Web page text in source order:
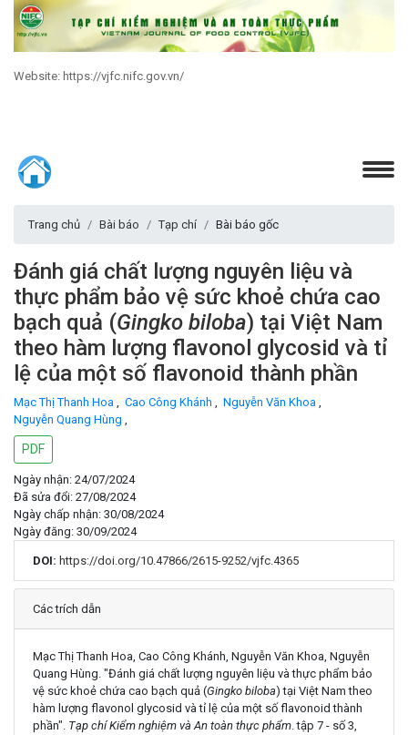
Website: https://vjfc.nifc.gov.vn/
Trang chủ Bài báo Tạp chí Bài báo gốc
Đánh giá chất lượng nguyên liệu và
thực phẩm bảo vệ sức khoẻ chứa cao
bạch quả (Gingko biloba) tại Việt Nam
theo hàm lượng flavonol glycosid và tỉ
lệ của một số flavonoid thành phần
Mạc Thị Thanh Hoa , Cao Công Khánh , Nguyễn Văn Khoa ,
Nguyễn Quang Hùng ,
PDF
Ngày nhận: 24/07/2024
Đã sửa đổi: 27/08/2024
Ngày chấp nhận: 30/08/2024
Ngày đăng: 30/09/2024
DOI: https://doi.org/10.47866/2615-9252/vjfc.4365
Chi tiết
Các trích dẫn
Mạc Thị Thanh Hoa, Cao Công Khánh, Nguyễn Văn Khoa, Nguyễn
Quang Hùng. "Đánh giá chất lượng nguyên liệu và thực phẩm bảo
vệ sức khoẻ chứa cao bạch quả (Gingko biloba) tại Việt Nam theo
hàm lượng flavonol glycosid và tỉ lệ của một số flavonoid thành
phần". Tạp chí Kiểm nghiệm và An toàn thực phẩm. tập 7 - số 3,